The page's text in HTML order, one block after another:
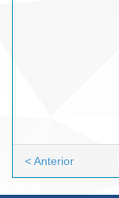
< Anterior